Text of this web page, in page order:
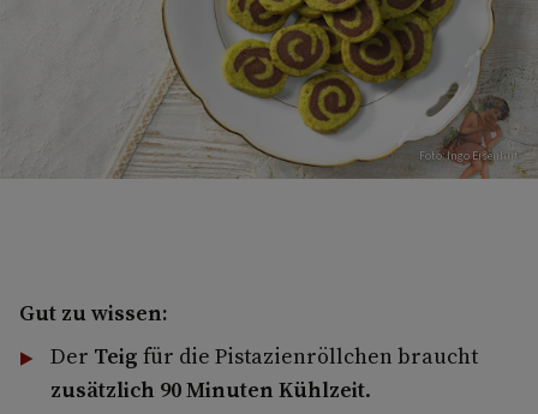
Foto: Ingo Eisenhut
Gut zu wissen:
Der Teig für die Pistazienröllchen braucht
zusätzlich 90 Minuten Kühlzeit.